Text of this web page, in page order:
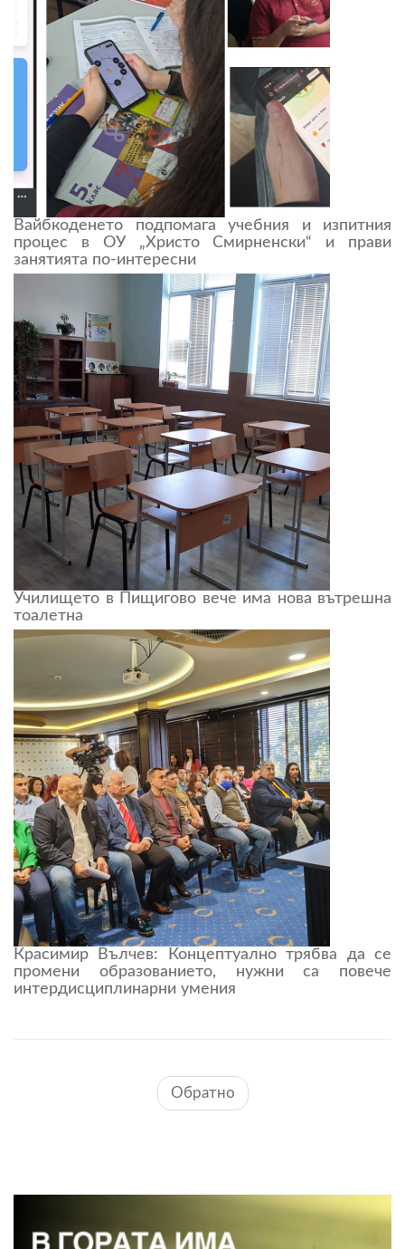
Вайбкоденето подпомага учебния и изпитния
процес в ОУ „Христо Смирненски“ и прави
занятията по-интересни
Училището в Пищигово вече има нова вътрешна
тоалетна
Красимир Вълчев: Концептуално трябва да се
промени образованието, нужни са повече
интердисциплинарни умения
Обратно